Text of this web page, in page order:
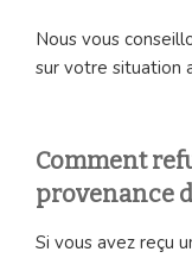
Nous vous
sur votre situation
Comment
provenance
Si vous avez reçu